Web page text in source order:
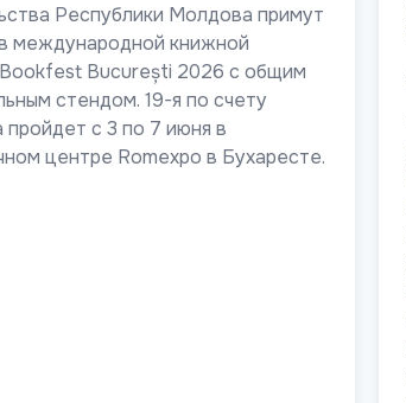
Республики Молдова примут
международной книжной
București 2026 с общим
стендом. 19-я по счету
пройдет с 3 по 7 июня в
центре Romexpo в Бухаресте.